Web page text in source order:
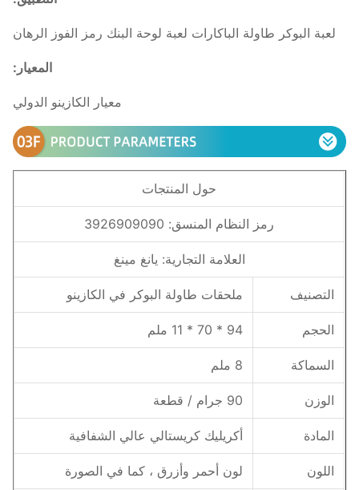
لعبة البوكر طاولة الباكارات لعبة لوحة البنك رمز الفوز الرهان
المعيار:
معيار الكازينو الدولي
حول المنتجات
رمز النظام المنسق: 3926909090
العلامة التجارية: يانغ مينغ
التصنيف ملحقات طاولة البوكر في الكازينو
الحجم 94 * 70 * 11 ملم
السماكة 8 ملم
الوزن 90 جرام / قطعة
المادة أكريليك كريستالي عالي الشفافية
اللون لون أحمر وأزرق ، كما في الصورة